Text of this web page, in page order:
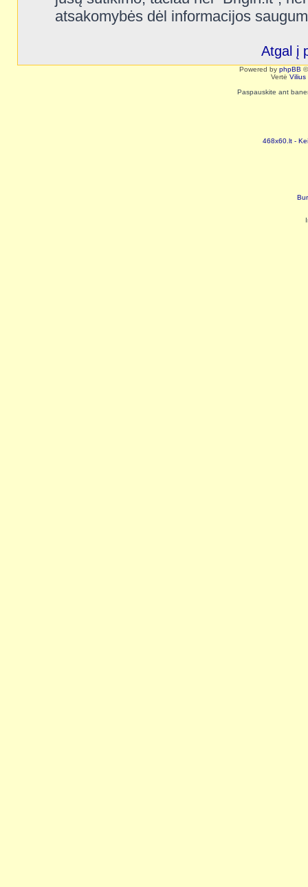
atsakomybės dėl informacijos
Atgal į
Powered by phpBB
Vertė Vilius
Paspauskite ant
468x60.lt -